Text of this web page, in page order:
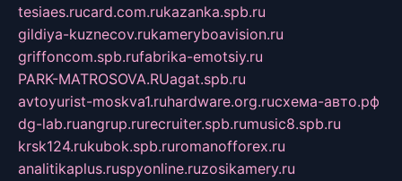
tesiaes.rucard.com.rukazanka.spb.ru
gildiya-kuznecov.rukameryboavision.ru
griffoncom.spb.rufabrika-emotsiy.ru
PARK-MATROSOVA.RUagat.spb.ru
avtoyurist-moskva1.ruhardware.org.ruсхема-авто.рф
dg-lab.ruangrup.rurecruiter.spb.rumusic8.spb.ru
krsk124.rukubok.spb.ruromanofforex.ru
analitikaplus.ruspyonline.ruzosikamery.ru